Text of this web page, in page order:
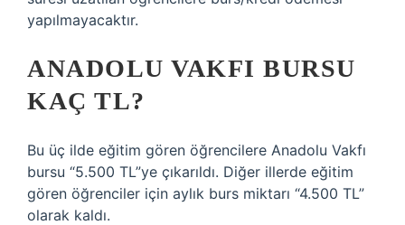
yapılmayacaktır.
ANADOLU VAKFI BURSU
KAÇ TL?
Bu üç ilde eğitim gören öğrencilere Anadolu Vakfı
bursu “5.500 TL”ye çıkarıldı. Diğer illerde eğitim
gören öğrenciler için aylık burs miktarı “4.500 TL”
olarak kaldı.